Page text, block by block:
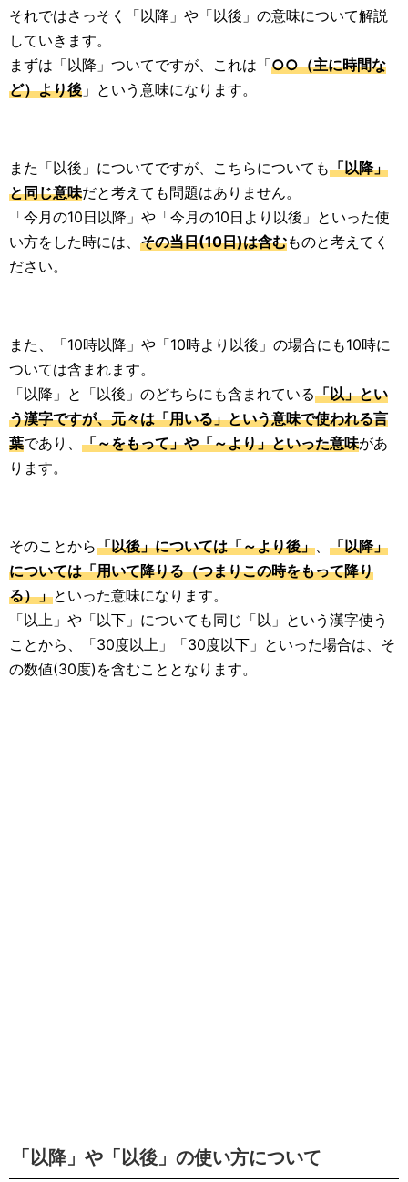
それではさっそく「以降」や「以後」の意味について解説
していきます。
まずは「以降」ついてですが、これは「○○（主に時間な
ど）より後 」という意味になります。
また「以後」についてですが、こちらについても「以降」
と同じ意味だと考えても問題はありません。
「今月の10日以降」や「今月の10日より以後」といった使
い方をした時には、 その当日(10日)は含むものと考えてく
ださい。
また、「10時以降」や「10時より以後」の場合にも10時に
ついては含まれます。
「以降」と「以後」のどちらにも含まれている「以」とい
う漢字ですが、元々は「用いる」という意味で使われる言
葉であり、 「～をもって」や「～より」といった意味があ
ります。
そのことから「以後」については「～より後」、 「以降」
については「用いて降りる（つまりこの時をもって降り
る）」といった意味になります。
「以上」や「以下」についても同じ「以」という漢字使う
ことから、「30度以上」「30度以下」といった場合は、そ
の数値(30度)を含むこととなります。
「以降」や「以後」の使い方について